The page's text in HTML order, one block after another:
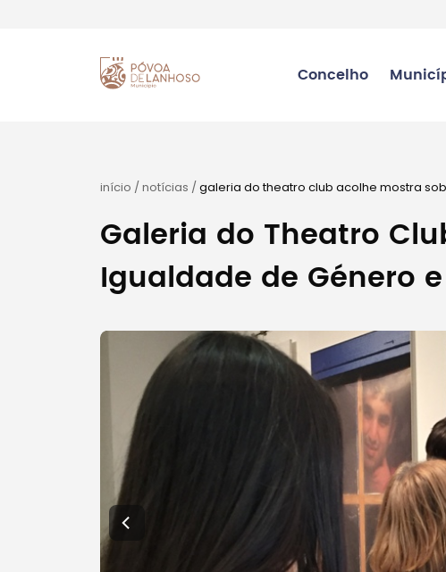
Concelho
início /notícias /galeria do theatro club acolhe mostra
Galeria do Theatro
Igualdade de Género